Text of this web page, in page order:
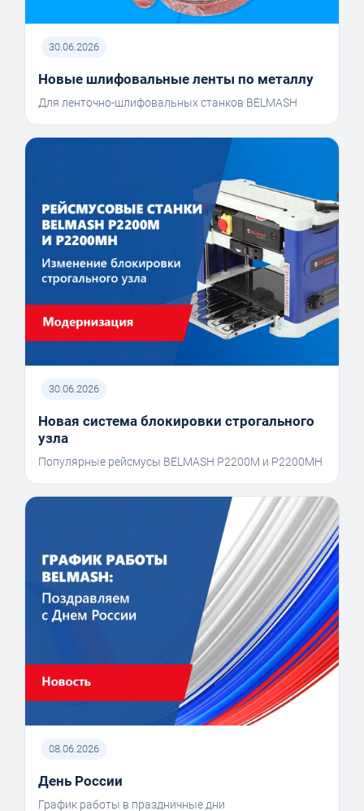
30.06.2026
Новые шлифовальные ленты по металлу
Для ленточно-шлифовальных станков BELMASH
30.06.2026
Новая система блокировки строгального
узла
Популярные рейсмусы BELMASH P2200M и P2200MH
08.06.2026
День России
График работы в праздничные дни